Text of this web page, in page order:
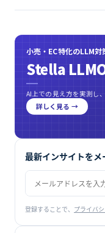
小売・EC特化のLLM対
Stella
AI上での見え方を実測し
詳しく見る →
最新インサイトをメ
登録することで、 プライバ